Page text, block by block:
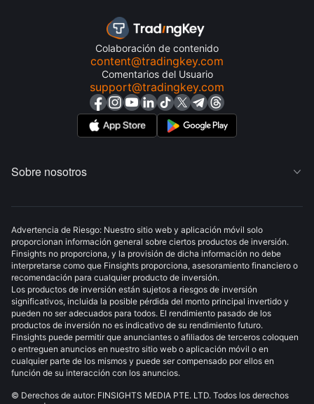
Colaboración de contenido
content@tradingkey.com
Comentarios del Usuario
support@tradingkey.com
Sobre nosotros 
Advertencia de Riesgo: Nuestro sitio web y aplicación móvil solo
proporcionan información general sobre ciertos productos de inversión.
Finsights no proporciona, y la provisión de dicha información no debe
interpretarse como que Finsights proporciona, asesoramiento financiero o
recomendación para cualquier producto de inversión.
Los productos de inversión están sujetos a riesgos de inversión
significativos, incluida la posible pérdida del monto principal invertido y
pueden no ser adecuados para todos. El rendimiento pasado de los
productos de inversión no es indicativo de su rendimiento futuro.
Finsights puede permitir que anunciantes o afiliados de terceros coloquen
o entreguen anuncios en nuestro sitio web o aplicación móvil o en
cualquier parte de los mismos y puede ser compensado por ellos en
función de su interacción con los anuncios.
© Derechos de autor: FINSIGHTS MEDIA PTE. LTD. Todos los derechos